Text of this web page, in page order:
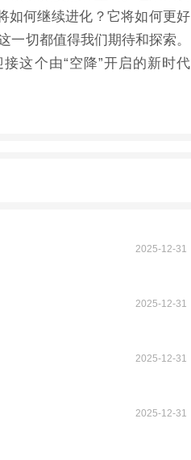
如何继续进化？它将如何更好
一切都值得我们期待和探索。
这个由“空降”开启的新时代
2025-12-31
2025-12-31
2025-12-31
2025-12-31